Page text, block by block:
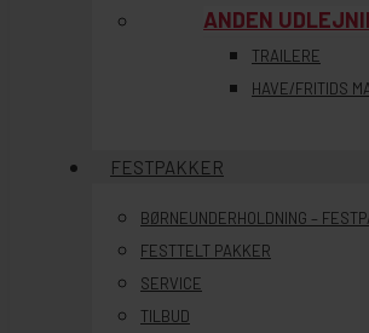
ANDEN
TRAILERE
HAVE/FRITIDS
FESTPAKKER
BØRNEUNDERHOLDNING –
FESTTELT PAKKER
SERVICE
TILBUD